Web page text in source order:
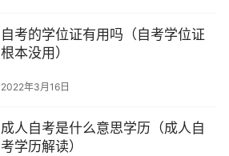
自考的学位证有用吗（自考学位证
根本没用）
2022年3月16日
成人自考是什么意思学历（成人自
考学历解读）